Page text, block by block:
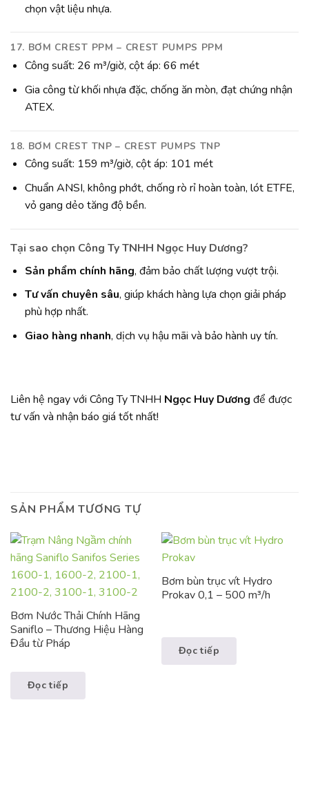
chọn vật liệu nhựa.
17. BƠM CREST PPM – CREST PUMPS PPM
Công suất: 26 m³/giờ, cột áp: 66 mét
Gia công từ khối nhựa đặc, chống ăn mòn, đạt chứng nhận
ATEX.
18. BƠM CREST TNP – CREST PUMPS TNP
Công suất: 159 m³/giờ, cột áp: 101 mét
Chuẩn ANSI, không phớt, chống rò rỉ hoàn toàn, lót ETFE,
vỏ gang dẻo tăng độ bền.
Tại sao chọn Công Ty TNHH Ngọc Huy Dương?
Sản phẩm chính hãng, đảm bảo chất lượng vượt trội.
Tư vấn chuyên sâu, giúp khách hàng lựa chọn giải pháp
phù hợp nhất.
Giao hàng nhanh, dịch vụ hậu mãi và bảo hành uy tín.
Liên hệ ngay với Công Ty TNHH Ngọc Huy Dương để được
tư vấn và nhận báo giá tốt nhất!
SẢN PHẨM TƯƠNG TỰ
Bơm Nước Thải Chính Hãng
Saniflo – Thương Hiệu Hàng
Đầu từ Pháp
Đọc tiếp
Bơm bùn trục vít Hydro
Prokav 0,1 – 500 m³/h
Đọc tiếp